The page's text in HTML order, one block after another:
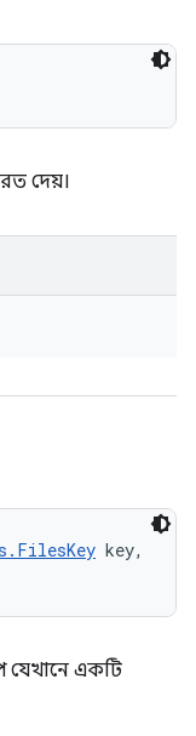
দেয়।
key,
যেখানে একটি